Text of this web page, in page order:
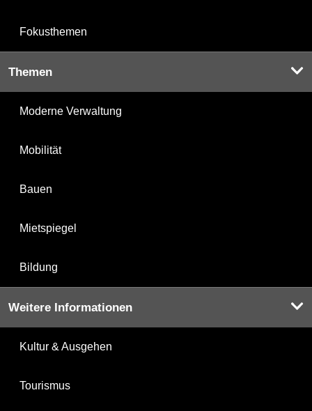
Fokusthemen
Themen
Moderne Verwaltung
Mobilität
Bauen
Mietspiegel
Bildung
Weitere Informationen
Kultur & Ausgehen
Tourismus